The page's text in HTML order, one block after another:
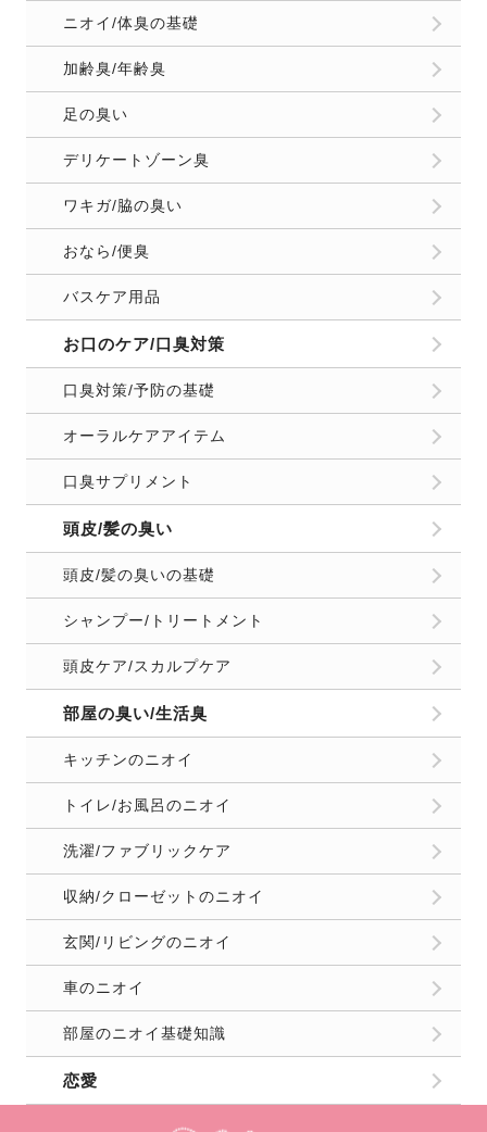
ニオイ/体臭の基礎
加齢臭/年齢臭
足の臭い
デリケートゾーン臭
ワキガ/脇の臭い
おなら/便臭
バスケア用品
お口のケア/口臭対策
口臭対策/予防の基礎
オーラルケアアイテム
口臭サプリメント
頭皮/髪の臭い
頭皮/髪の臭いの基礎
シャンプー/トリートメント
頭皮ケア/スカルプケア
部屋の臭い/生活臭
キッチンのニオイ
トイレ/お風呂のニオイ
洗濯/ファブリックケア
収納/クローゼットのニオイ
玄関/リビングのニオイ
車のニオイ
部屋のニオイ基礎知識
恋愛